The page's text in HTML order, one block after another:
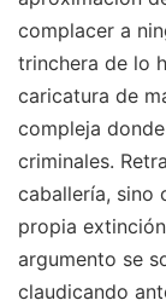
complacer a
trinchera de lo
caricatura de
compleja
criminales.
caballería, sino
propia
argumento se
claudicando